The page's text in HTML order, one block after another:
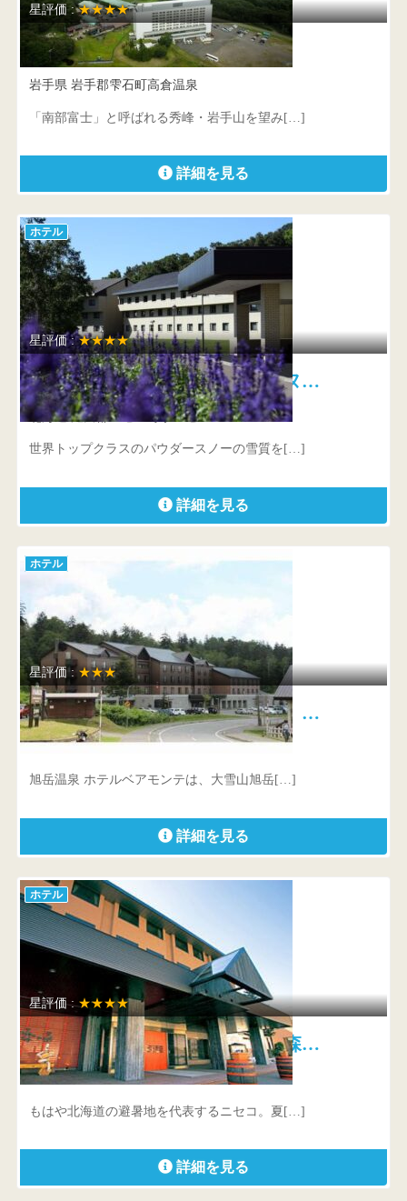
星評価 :★★★★
雫石プリンスホテル
岩手県 岩手郡雫石町高倉温泉
「南部富士」と呼ばれる秀峰・岩手山を望み[…]
詳細を見る
ホテル
星評価 :★★★★
ニセコノーザンリゾート・アンヌ…
北海道 虻田郡ニセコ町字ニセコ480-1
世界トップクラスのパウダースノーの雪質を[…]
詳細を見る
ホテル
星評価 : ★★★
旭岳温泉 ホテルベアモンテ …
北海道 上川郡東川町旭岳温泉
旭岳温泉 ホテルベアモンテは、大雪山旭岳[…]
詳細を見る
ホテル
星評価 :★★★★
ニセコ昆布温泉 ホテル甘露の森…
北海道 虻田郡ニセコ町ニセコ415
もはや北海道の避暑地を代表するニセコ。夏[…]
詳細を見る